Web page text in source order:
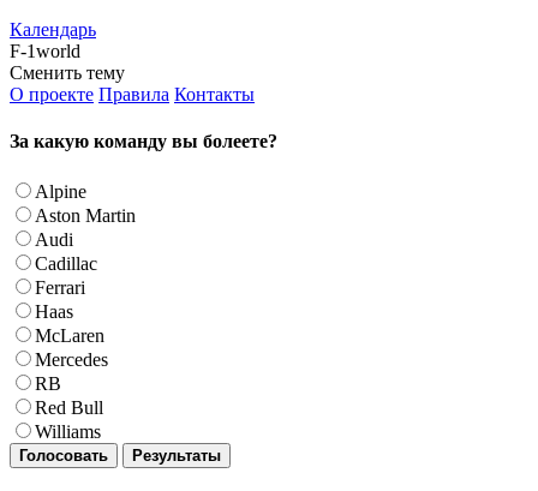
Календарь
F-1world
Сменить тему
О проекте Правила Контакты
За какую команду вы болеете?
Alpine
Aston Martin
Audi
Cadillac
Ferrari
Haas
McLaren
Mercedes
RB
Red Bull
Williams
Голосовать Результаты